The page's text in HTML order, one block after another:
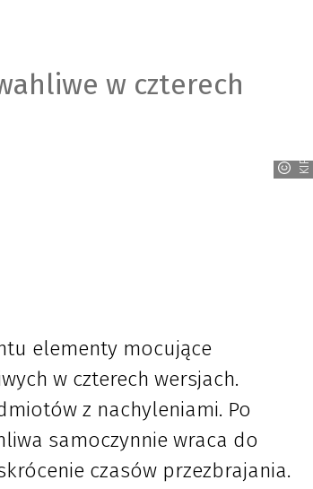
w czterech
KIPP
elementy mocujące
w czterech wersjach.
z nachyleniami. Po
samoczynnie wraca do
czasów przezbrajania.